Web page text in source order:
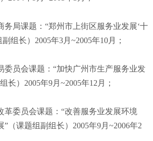
务局课题：“郑州市上街区服务业发展‘十
组长）2005年3月~2005年10月；
委员会课题：“加快广州市生产服务业发
长）2005年9月~2005年12月；
革委员会课题：“改善服务业发展环境
（课题组副组长）2005年9月~2006年2